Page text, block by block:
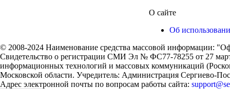
О сайте
Об
© 2008-2024 Наименование средства массовой информации:
Свидетельство о регистрации СМИ Эл № ФС77-78255 от 27
информационных технологий и массовых коммуникаций
Московской области. Учредитель: Администрация Сергиево-
Адрес электронной почты по вопросам работы сайта: